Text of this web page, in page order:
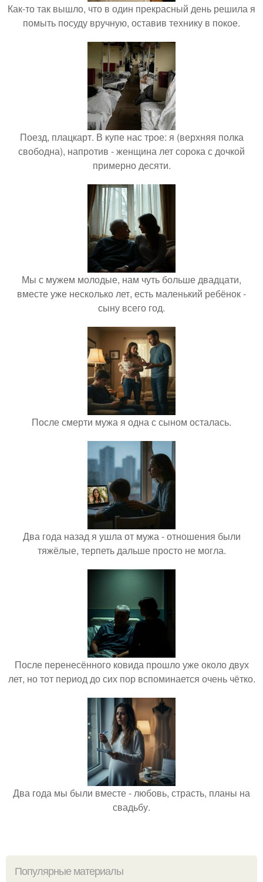
Как-то так вышло, что в один прекрасный день решила я
помыть посуду вручную, оставив технику в покое.
Поезд, плацкарт. В купе нас трое: я (верхняя полка
свободна), напротив - женщина лет сорока с дочкой
примерно десяти.
Мы с мужем молодые, нам чуть больше двадцати,
вместе уже несколько лет, есть маленький ребёнок -
сыну всего год.
После смерти мужа я одна с сыном осталась.
Два года назад я ушла от мужа - отношения были
тяжёлые, терпеть дальше просто не могла.
После перенесённого ковида прошло уже около двух
лет, но тот период до сих пор вспоминается очень чётко.
Два года мы были вместе - любовь, страсть, планы на
свадьбу.
Популярные материалы